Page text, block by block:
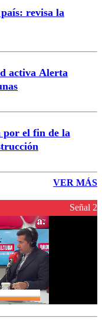
revisa la
activa Alerta
por el fin de la
VER MÁS
Señal 2